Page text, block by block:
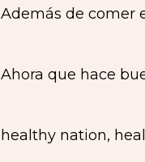
Además de comer
Ahora que hace